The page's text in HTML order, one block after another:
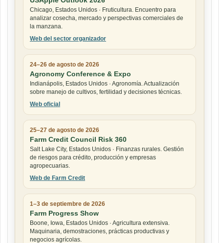
Chicago, Estados Unidos · Fruticultura. Encuentro para
analizar cosecha, mercado y perspectivas comerciales de
la manzana.
Web del sector organizador
24–26 de agosto de 2026
Agronomy Conference & Expo
Indianápolis, Estados Unidos · Agronomía. Actualización
sobre manejo de cultivos, fertilidad y decisiones técnicas.
Web oficial
25–27 de agosto de 2026
Farm Credit Council Risk 360
Salt Lake City, Estados Unidos · Finanzas rurales. Gestión
de riesgos para crédito, producción y empresas
agropecuarias.
Web de Farm Credit
1–3 de septiembre de 2026
Farm Progress Show
Boone, Iowa, Estados Unidos · Agricultura extensiva.
Maquinaria, demostraciones, prácticas productivas y
negocios agrícolas.